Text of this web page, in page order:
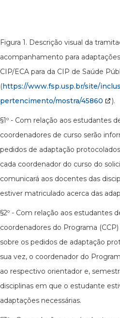
Figura 1. Descrição visual da
acompanhamento para
CIP/ECA para da CIP de Saúde
(https://www.fsp.usp.br/site/
pertencimento/mostra/45860
).
§1º - Com relação aos estudantes
coordenadores de curso serão
pedidos de adaptação
cada coordenador do curso do
comunicará aos docentes das
estiver matriculado acerca das
§2º - Com relação aos estudantes
coordenadores do Programa
sobre os pedidos de adaptação
sua vez, o coordenador do
ao respectivo orientador e,
disciplinas em que o estudante
adaptações necessárias.